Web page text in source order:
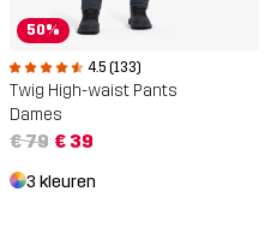
50%
4.5 (133)
Twig High-waist Pants
Dames
€ 79 € 39
3 kleuren